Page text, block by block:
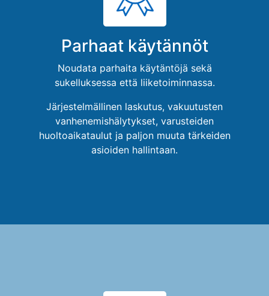
Parhaat käytännöt
Noudata parhaita käytäntöjä sekä
sukelluksessa että liiketoiminnassa.
Järjestelmällinen laskutus, vakuutusten
vanhenemishälytykset, varusteiden
huoltoaikataulut ja paljon muuta tärkeiden
asioiden hallintaan.